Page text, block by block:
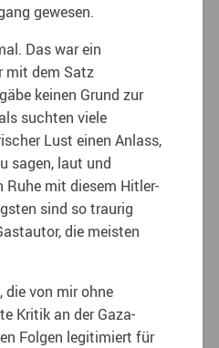
gewesen.
Das war ein
mit dem Satz
keinen Grund zur
suchten viele
Lust einen Anlass,
sagen, laut und
mit diesem Hitler-
sind so traurig
die meisten
die von mir ohne
Kritik an der Gaza-
Folgen legitimiert für